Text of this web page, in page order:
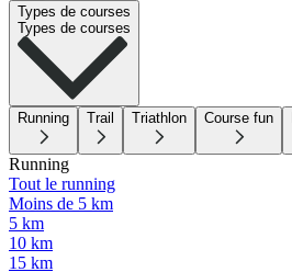
Types de courses
Types de courses
Running Trail Triathlon Course fun
Running
Tout le running
Moins de 5 km
5 km
10 km
15 km